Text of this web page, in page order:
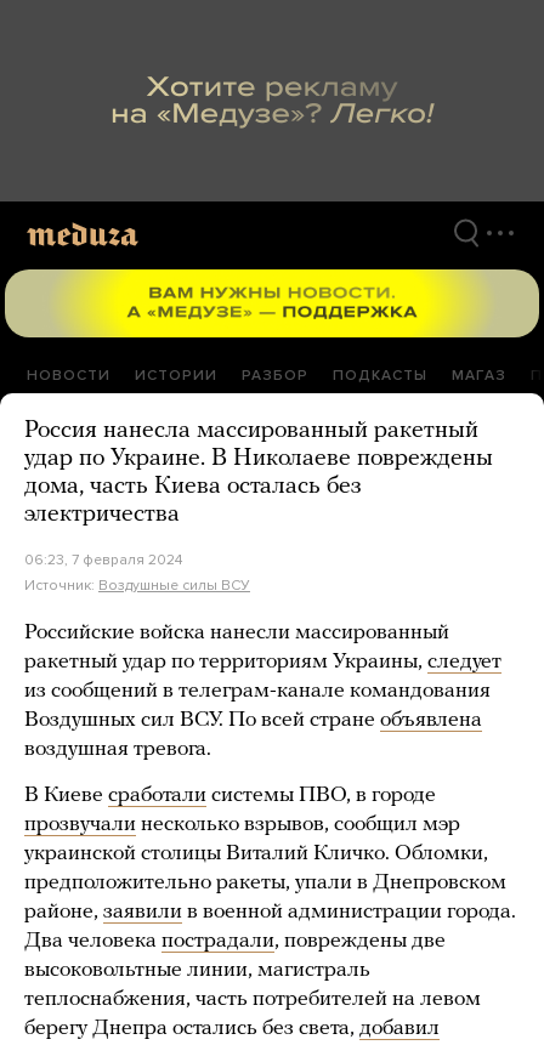
НОВОСТИ ИСТОРИИ РАЗБОР ПОДКАСТЫ МАГАЗ
Россия нанесла массированный ракетный
удар по Украине. В Николаеве повреждены
дома, часть Киева осталась без
электричества
06:23, 7 февраля 2024
Источник: Воздушные силы ВСУ
Российские войска нанесли массированный
ракетный удар по территориям Украины, следует
из сообщений в телеграм-канале командования
Воздушных сил ВСУ. По всей стране объявлена
воздушная тревога.
В Киеве сработали системы ПВО, в городе
прозвучали несколько взрывов, сообщил мэр
украинской столицы Виталий Кличко. Обломки,
предположительно ракеты, упали в Днепровском
районе, заявили в военной администрации города.
Два человека пострадали, повреждены две
высоковольтные линии, магистраль
теплоснабжения, часть потребителей на левом
берегу Днепра остались без света, добавил